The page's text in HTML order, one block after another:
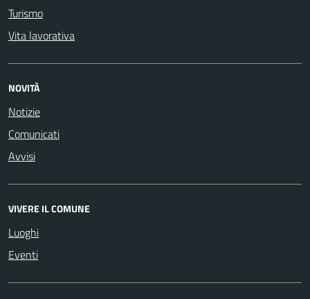
Turismo
Vita lavorativa
NOVITÀ
Notizie
Comunicati
Avvisi
VIVERE IL COMUNE
Luoghi
Eventi